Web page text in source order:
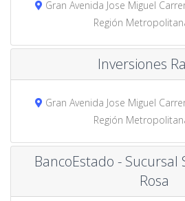
Gran Avenida Jose Miguel
Región
Inversiones
Gran Avenida Jose Miguel
Región
BancoEstado - Sucursal
Rosa